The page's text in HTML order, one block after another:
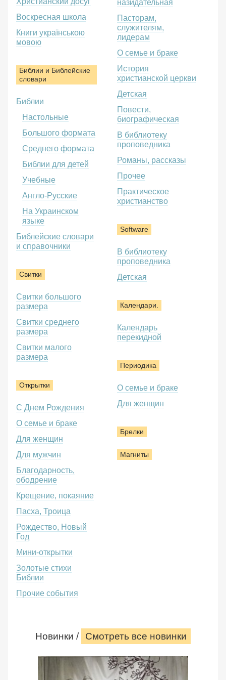
Воскресная школа
Книги українською
мовою
Библии и Библейские
словари
Библии
Настольные
Большого формата
Среднего формата
Библии для детей
Учебные
Англо-Русские
На Украинском
языке
Библейские словари
и справочники
Свитки
Свитки большого
размера
Свитки среднего
размера
Свитки малого
размера
Открытки
С Днем Рождения
О семье и браке
Для женщин
Для мужчин
Благодарность,
ободрение
Крещение, покаяние
Пасха, Троица
Рождество, Новый
Год
Мини-открытки
Золотые стихи
Библии
Прочие события
назидательная
Пасторам,
служителям,
лидерам
О семье и браке
История
христианской церкви
Детская
Повести,
биографическая
В библиотеку
проповедника
Романы, рассказы
Прочее
Практическое
христианство
Software
В библиотеку
проповедника
Детская
Календари.
Календарь
перекидной
Периодика
О семье и браке
Для женщин
Брелки
Магниты
Новинки / Смотреть все новинки